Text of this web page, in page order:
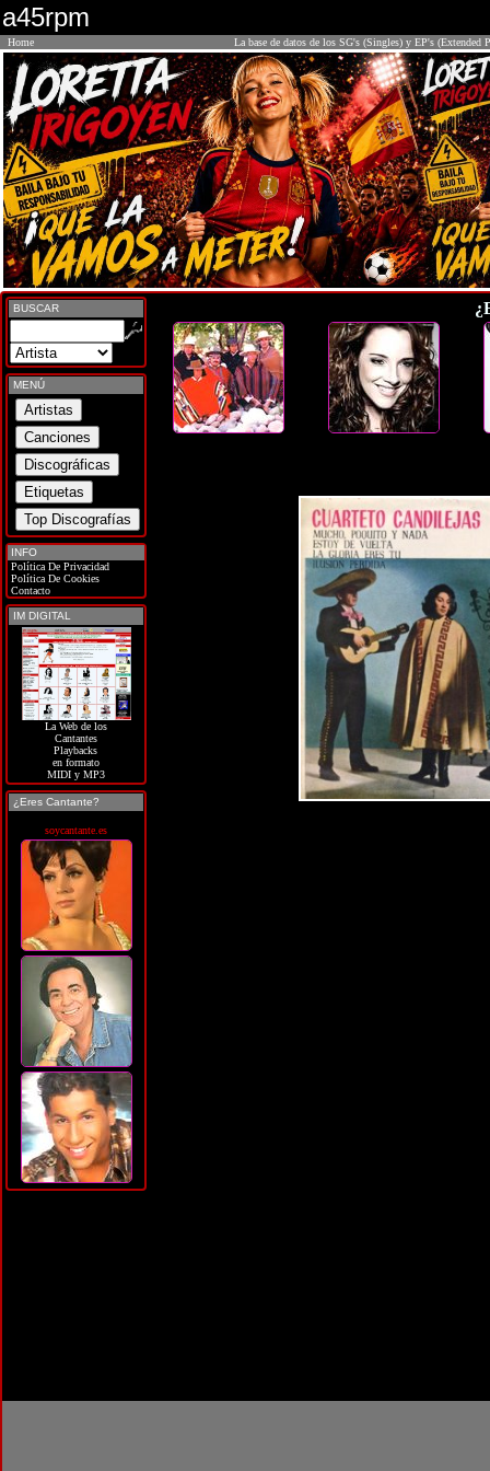
a45rpm
Home La base de datos de los SG's (Singles) y EP's (Extended
BUSCAR
MENÚ
INFO
Política De Privacidad
Política De Cookies
Contacto
IM DIGITAL
La Web de los
Cantantes
Playbacks
en formato
MIDI y MP3
¿Eres Cantante?
soycantante.es